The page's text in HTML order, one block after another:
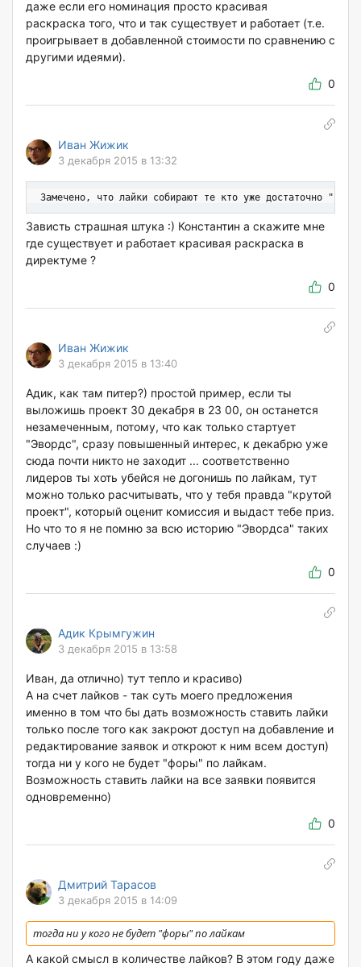
даже если его номинация просто красивая
раскраска того, что и так существует и работает (т.е.
проигрывает в добавленной стоимости по сравнению с
другими идеями).
0
Иван Жижик
3 декабря 2015 в 13:32
Замечено, что лайки собирают те кто уже достаточно
Зависть страшная штука :) Константин а скажите мне
где существует и работает красивая раскраска в
директуме ?
0
Иван Жижик
3 декабря 2015 в 13:40
Адик, как там питер?) простой пример, если ты
выложишь проект 30 декабря в 23 00, он останется
незамеченным, потому, что как только стартует
"Эвордс", сразу повышенный интерес, к декабрю уже
сюда почти никто не заходит ... соответственно
лидеров ты хоть убейся не догонишь по лайкам, тут
можно только расчитывать, что у тебя правда "крутой
проект", который оценит комиссия и выдаст тебе приз.
Но что то я не помню за всю историю "Эвордса" таких
случаев :)
0
Адик Крымгужин
3 декабря 2015 в 13:58
Иван, да отлично) тут тепло и красиво)
А на счет лайков - так суть моего предложения
именно в том что бы дать возможность ставить лайки
только после того как закроют доступ на добавление и
редактирование заявок и откроют к ним всем доступ)
тогда ни у кого не будет "форы" по лайкам.
Возможность ставить лайки на все заявки появится
одновременно)
0
Дмитрий Тарасов
3 декабря 2015 в 14:09
тогда ни у кого не будет "форы" по лайкам
А какой смысл в количестве лайков? В этом году даже